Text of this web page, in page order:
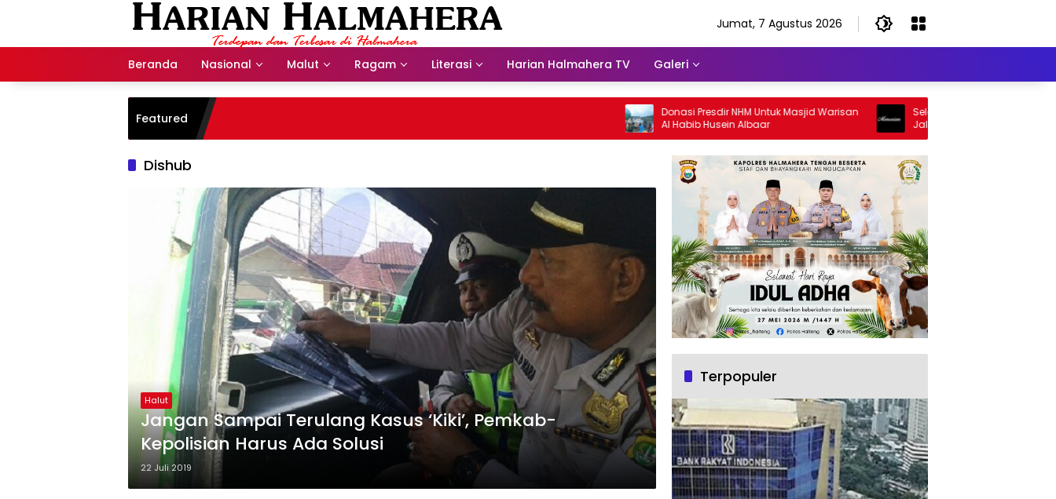
Jumat, 7 Agustus 2026
Beranda Nasional Malut Ragam Literasi Harian Halmahera TV Galeri
Featured
Donasi Presdir NHM Untuk Masjid Warisan
Al Habib Husein Albaar
Selamat Jalan Sang Inspirator,
Jalan Abangku Yuslam Idris
Dishub
Halut
Jangan Sampai Terulang Kasus ‘Kiki’, Pemkab-
Kepolisian Harus Ada Solusi
22 Juli 2019
Terpopuler